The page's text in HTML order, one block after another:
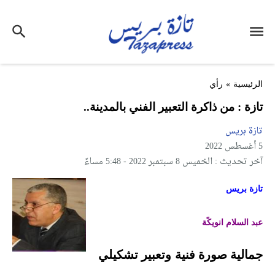
الرئيسية » رأي
تازة : من ذاكرة التعبير الفني بالمدينة..
تازة بريس
5 أغسطس 2022
آخر تحديث : الخميس 8 سبتمبر 2022 - 5:48 مساءً
تازة بريس
عبد السلام انويكًة
جمالية صورة فنية وتعبير تشكيلي